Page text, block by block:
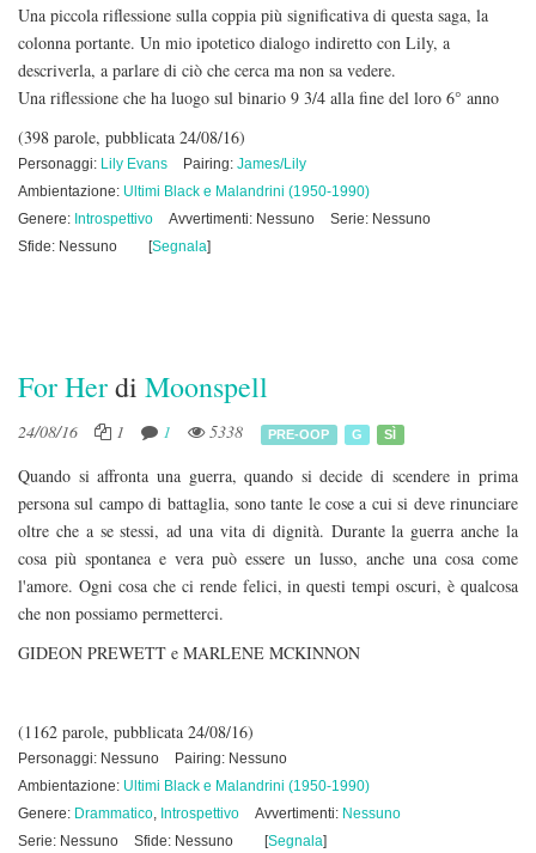
Una piccola riflessione sulla coppia più significativa di questa saga, la
colonna portante. Un mio ipotetico dialogo indiretto con Lily, a
descriverla, a parlare di ciò che cerca ma non sa vedere.
Una riflessione che ha luogo sul binario 9 3/4 alla fine del loro 6° anno
(398 parole, pubblicata 24/08/16)
Personaggi: Lily Evans Pairing: James/Lily
Ambientazione: Ultimi Black e Malandrini (1950-1990)
Genere: Introspettivo Avvertimenti: Nessuno
Serie: Nessuno
Sfide: Nessuno
[Segnala]
For Herdi Moonspell
24/08/16 1 1 5338 PRE-OOP G SÌ
Quando si affronta una guerra, quando si decide di scendere in prima
persona sul campo di battaglia, sono tante le cose a cui si deve rinunciare
oltre che a se stessi, ad una vita di dignità. Durante la guerra anche la
cosa più spontanea e vera può essere un lusso, anche una cosa come
l'amore. Ogni cosa che ci rende felici, in questi tempi oscuri, è qualcosa
che non possiamo permetterci.
GIDEON PREWETT e MARLENE MCKINNON
(1162 parole, pubblicata 24/08/16)
Personaggi: Nessuno
Pairing: Nessuno
Ambientazione: Ultimi Black e Malandrini (1950-1990)
Genere: Drammatico, Introspettivo Avvertimenti: Nessuno
Serie: Nessuno
Sfide: Nessuno [Segnala]